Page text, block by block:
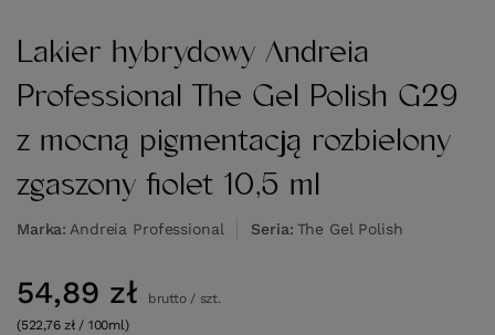
Lakier hybrydowy Andreia
Professional The Gel Polish G29
z mocną pigmentacją rozbielony
zgaszony fiolet 10,5 ml
Marka Andreia Professional Seria The Gel Polish
54,89 zł brutto/ szt.
(522,76 zł / 100ml)